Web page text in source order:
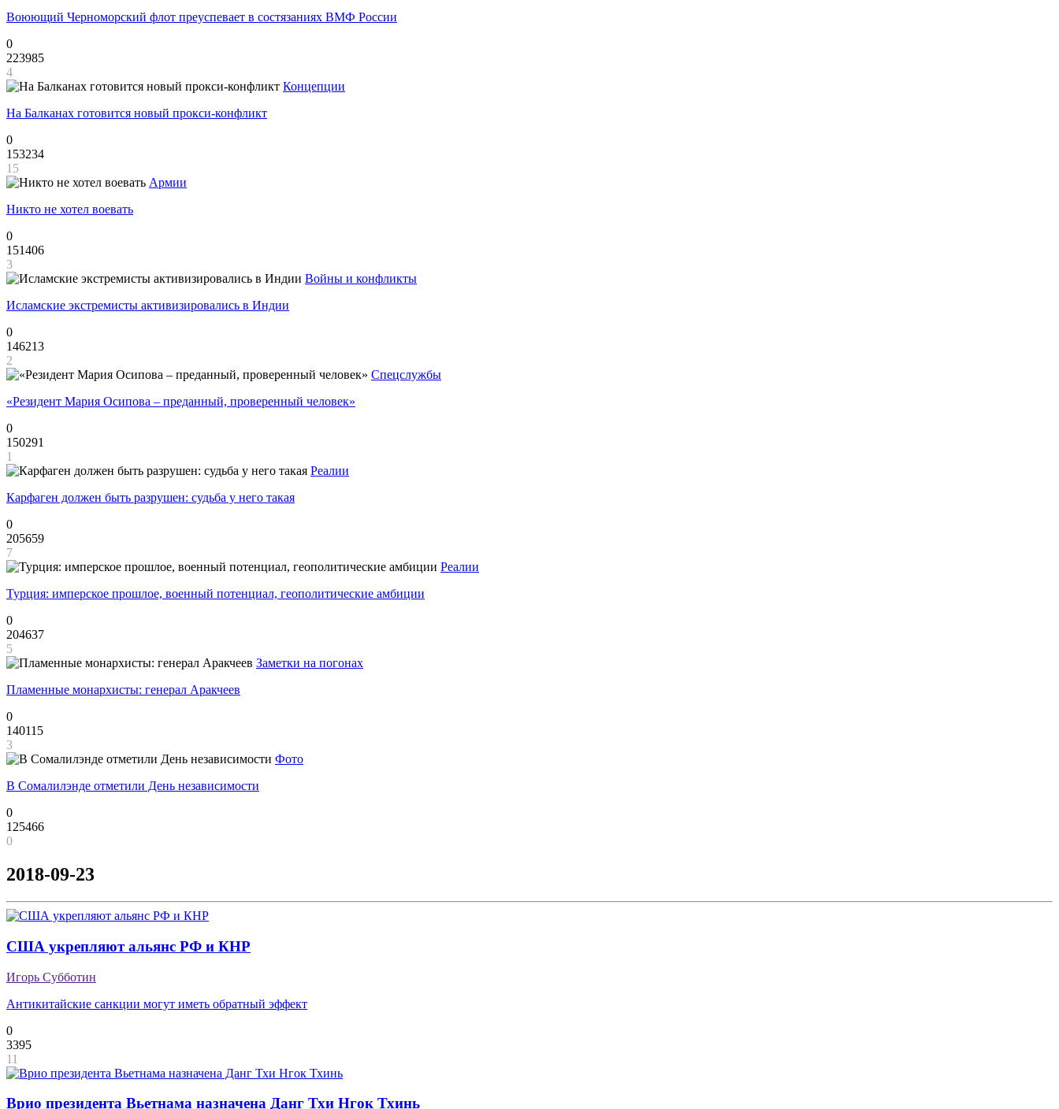
Воюющий Черноморский флот преуспевает в состязаниях ВМФ России
0
223985
4
Концепции
На Балканах готовится новый прокси-конфликт
0
153234
15
Армии
Никто не хотел воевать
0
151406
3
Войны и конфликты
Исламские экстремисты активизировались в Индии
0
146213
2
Спецслужбы
«Резидент Мария Осипова – преданный, проверенный человек»
0
150291
1
Реалии
Карфаген должен быть разрушен: судьба у него такая
0
205659
7
Реалии
Турция: имперское прошлое, военный потенциал, геополитические амбиции
0
204637
5
Заметки на погонах
Пламенные монархисты: генерал Аракчеев
0
140115
3
Фото
В Сомалилэнде отметили День независимости
0
125466
0
2018-09-23
США укрепляют альянс РФ и КНР
Игорь Субботин
Антикитайские санкции могут иметь обратный эффект
0
3395
11
Врио президента Вьетнама назначена Данг Тхи Нгок Тхинь